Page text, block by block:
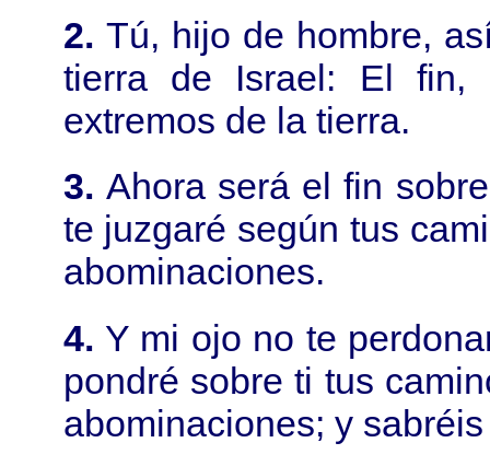
2. Tú, hijo de hombre,
tierra de Israel: El fin,
extremos de la tierra.
3. Ahora será el fin
te juzgaré según tus
abominaciones.
4. Y mi ojo no te
pondré sobre ti tus
abominaciones; y